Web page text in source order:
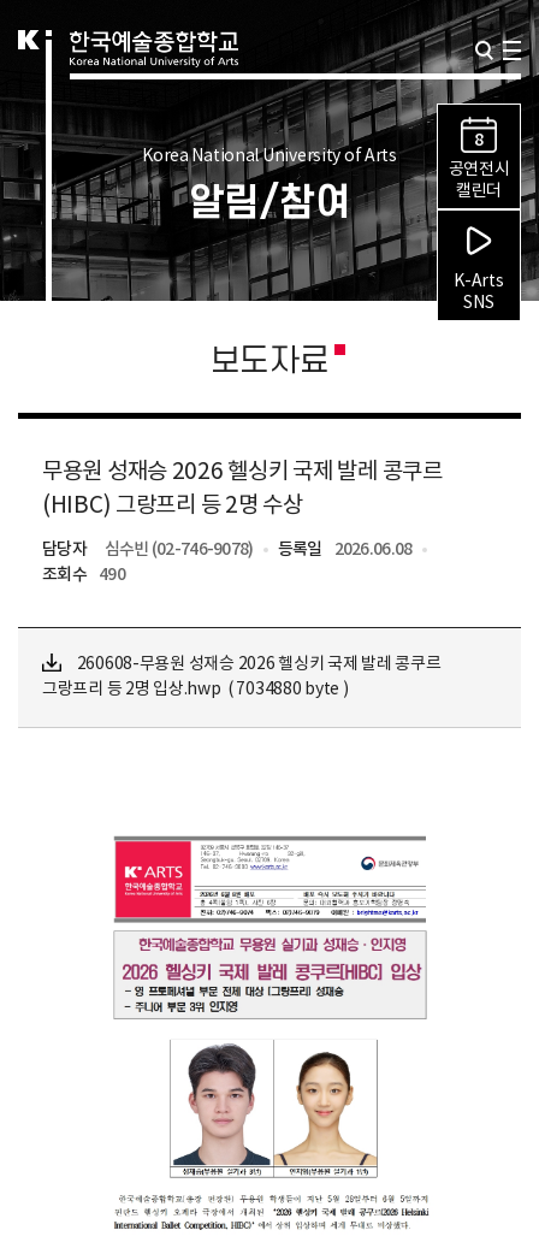
8
공연전시
캘린더
K-Arts
SNS
Korea National University of Arts
알림/참여
보도자료
무용원 성재승 2026 헬싱키 국제 발레 콩쿠르
(HIBC) 그랑프리 등 2명 수상
담당자 심수빈 (02-746-9078) 등록일
2026.06.08
조회수
490
260608-무용원 성재승 2026 헬싱키 국제 발레 콩쿠르
그랑프리 등 2명 입상.hwp ( 7034880 byte )